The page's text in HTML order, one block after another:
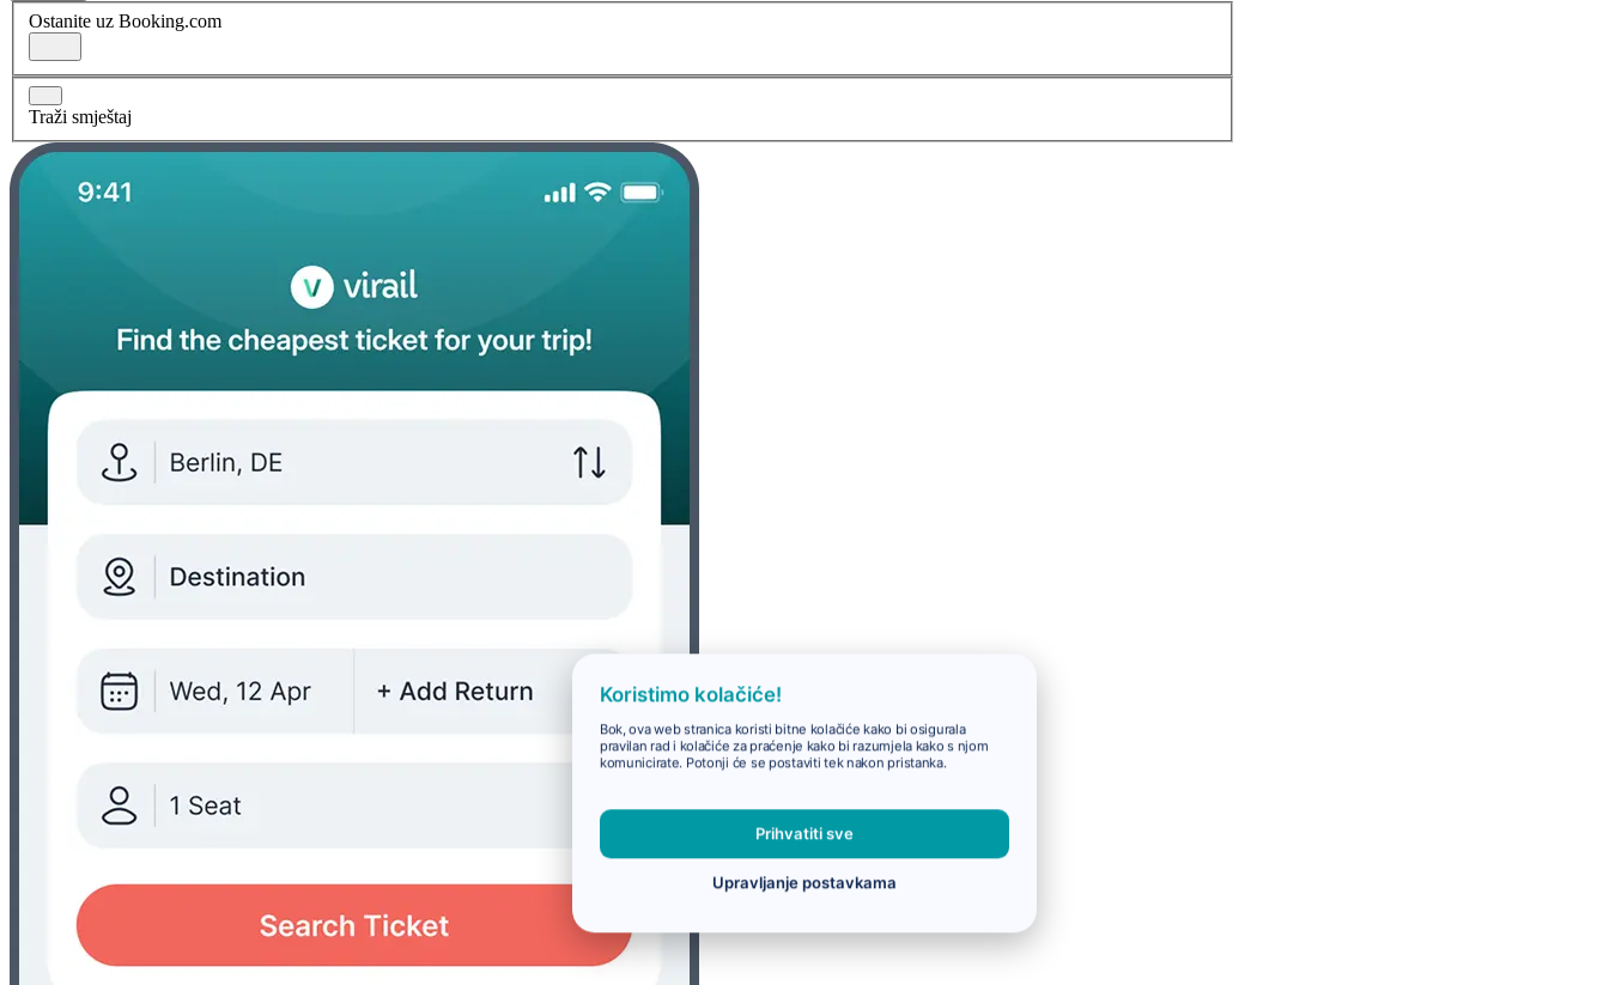
Ostanite uz Booking.com
Traži smještaj
Koristimo kolačiće!
Bok, ova web stranica koristi bitne kolačiće kako bi osigurala
pravilan rad i kolačiće za praćenje kako bi razumjela kako s njom
komunicirate. Potonji će se postaviti tek nakon pristanka.
Prihvatiti sve
Upravljanje postavkama